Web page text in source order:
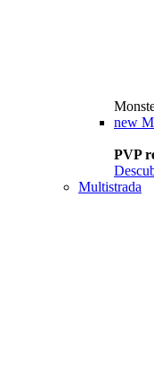
new
PVP
Multistrada